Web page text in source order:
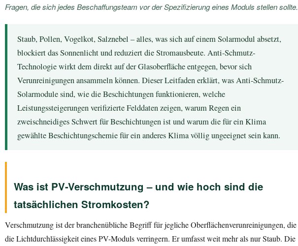
Fragen, die sich jedes Beschaffungsteam vor der Spezifizierung eines Moduls stellen sollte.
Staub, Pollen, Vogelkot, Salznebel – alles, was sich auf einem Solarmodul absetzt,
blockiert das Sonnenlicht und reduziert die Stromausbeute. Anti-Schmutz-
Technologie wirkt dem direkt auf der Glasoberfläche entgegen, bevor sich
Verunreinigungen ansammeln können. Dieser Leitfaden erklärt, was Anti-Schmutz-
Solarmodule sind, wie die Beschichtungen funktionieren, welche
Leistungssteigerungen verifizierte Felddaten zeigen, warum Regen ein
zweischneidiges Schwert für Beschichtungen ist und warum die für ein Klima
gewählte Beschichtungschemie für ein anderes Klima völlig ungeeignet sein kann.
Was ist PV-Verschmutzung – und wie hoch sind die
tatsächlichen Stromkosten?
Verschmutzung ist der branchenübliche Begriff für jegliche Oberflächenverunreinigungen, die
die Lichtdurchlässigkeit eines PV-Moduls verringern. Er umfasst weit mehr als nur Staub. Die